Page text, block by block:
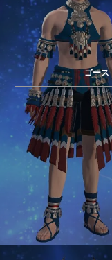
ゴース